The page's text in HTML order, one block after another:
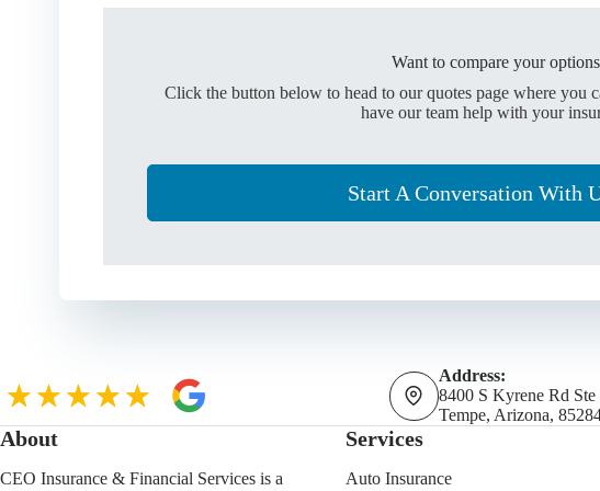
Want to compare your
Click the button below to head to our quotes page where you
have our team help with your
Start A Conversation With
Address:
8400 S Kyrene Rd Ste
Tempe, Arizona,
About
CEO Insurance & Financial Services is a
Services
Auto Insurance